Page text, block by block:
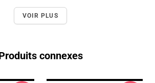
VOIR PLUS
connexes